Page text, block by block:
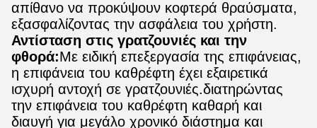
απίθανο να προκύψουν κοφτερά θραύσματα,
εξασφαλίζοντας την ασφάλεια του χρήστη.
Αντίσταση στις γρατζουνιές και την
φθορά:Με ειδική επεξεργασία της επιφάνειας,
η επιφάνεια του καθρέφτη έχει εξαιρετικά
ισχυρή αντοχή σε γρατζουνιές.διατηρώντας
την επιφάνεια του καθρέφτη καθαρή και
διαυγή για μεγάλο χρονικό διάστημα και